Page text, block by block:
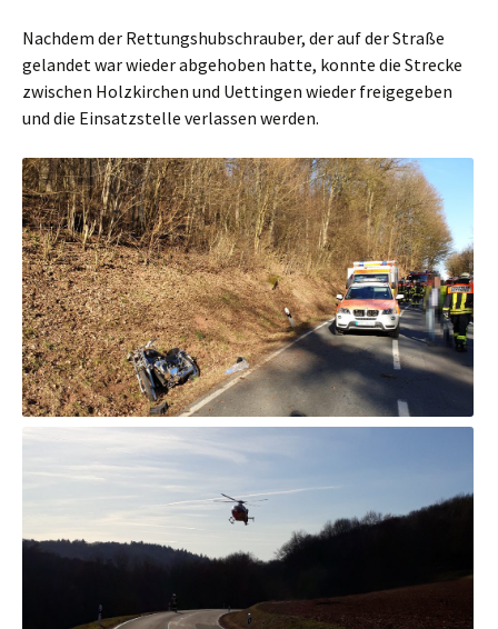
Nachdem der Rettungshubschrauber, der auf der Straße
gelandet war wieder abgehoben hatte, konnte die Strecke
zwischen Holzkirchen und Uettingen wieder freigegeben
und die Einsatzstelle verlassen werden.